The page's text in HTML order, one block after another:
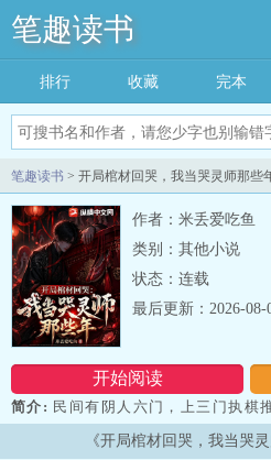
笔趣读书
排行 收藏 完本
笔趣读书 > 开局棺材回哭，我当哭灵师那些
作者：米丢爱吃鱼
类别：其他小说
状态：连载
开始阅读
最后更新：2026-08-
简介: 民间有阴人六门，上三门执棋
是下三门悲鸣门最后一个哭灵师，首
给刚咽气的老太爷哭灵。灵堂上他刚
《开局棺材回哭，我当哭